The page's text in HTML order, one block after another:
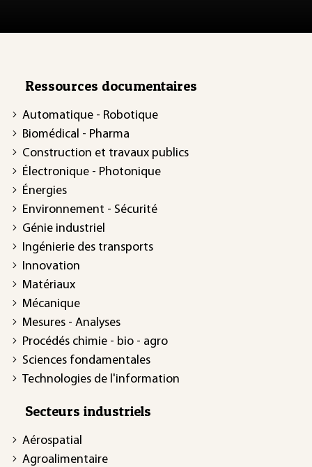
Ressources documentaires
Automatique - Robotique
Biomédical - Pharma
Construction et travaux publics
Électronique - Photonique
Énergies
Environnement - Sécurité
Génie industriel
Ingénierie des transports
Innovation
Matériaux
Mécanique
Mesures - Analyses
Procédés chimie - bio - agro
Sciences fondamentales
Technologies de l'information
Secteurs industriels
Aérospatial
Agroalimentaire